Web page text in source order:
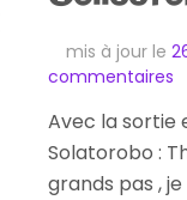
mis à jour le
commentairessur
Avec la sortie
Solatorobo :
grands pas ,